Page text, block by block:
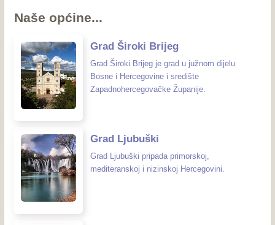
Naše općine...
Grad Široki Brijeg
Grad Široki Brijeg je grad u južnom dijelu
Bosne i Hercegovine i središte
Zapadnohercegovačke Županije.
Grad Ljubuški
Grad Ljubuški pripada primorskoj,
mediteranskoj i nizinskoj Hercegovini.